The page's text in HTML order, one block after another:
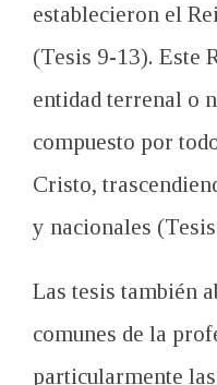
establecieron el
(Tesis 9-13). Este
entidad terrenal o
compuesto por
Cristo,
y nacionales
Las tesis también
comunes de la
particularmente